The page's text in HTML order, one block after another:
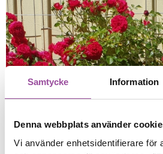
Samtycke Information
Denna webbplats använder
Vi använder enhetsidentifierare för